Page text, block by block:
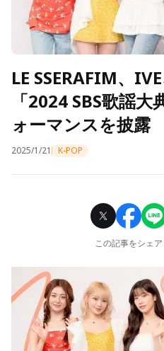
LE SSERAFIM、
「2024 SBS歌謡
ォーマンスを披露
2025/1/21 K-POP
この記事をシェア